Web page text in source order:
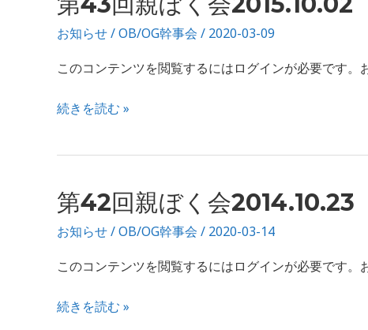
お知らせ/OB/OG幹事会 / 2020-03-09
このコンテンツを閲覧するにはログインが必要です
43
回
親
く
続きを読む »
第42回親ぼく会2014.10.23
お知らせ/OB/OG幹事会 / 2020-03-14
このコンテンツを閲覧するにはログインが必要です
第
42
回
親
く
続きを読む »